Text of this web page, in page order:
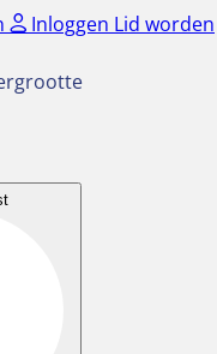
Inloggen Lid worden